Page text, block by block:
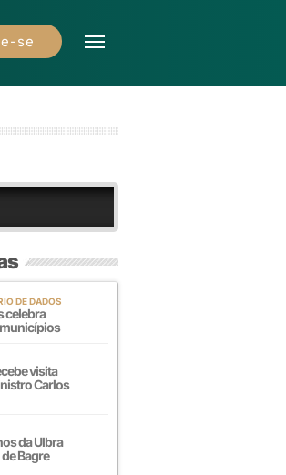
se
DE DADOS
celebra
municípios
visita
Carlos
da Ulbra
Bagre